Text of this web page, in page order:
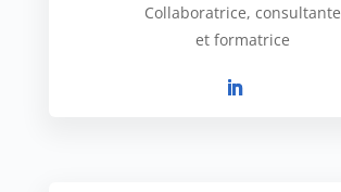
Collaboratrice, consultante
et formatrice